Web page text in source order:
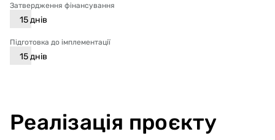
Затвердження фінансування
15днів
Підготовка до імплементації
15днів
Реалізація проєкту